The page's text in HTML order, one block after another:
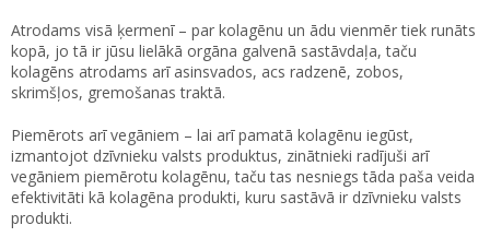
Atrodams visā ķermenī – par kolagēnu un ādu vienmēr tiek runāts
kopā, jo tā ir jūsu lielākā orgāna galvenā sastāvdaļa, taču
kolagēns atrodams arī asinsvados, acs radzenē, zobos,
skrimšļos, gremošanas traktā.
Piemērots arī vegāniem – lai arī pamatā kolagēnu iegūst,
izmantojot dzīvnieku valsts produktus, zinātnieki radījuši arī
vegāniem piemērotu kolagēnu, taču tas nesniegs tāda paša veida
efektivitāti kā kolagēna produkti, kuru sastāvā ir dzīvnieku valsts
produkti.